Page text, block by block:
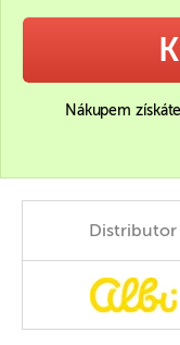
Nákupem
Distributor